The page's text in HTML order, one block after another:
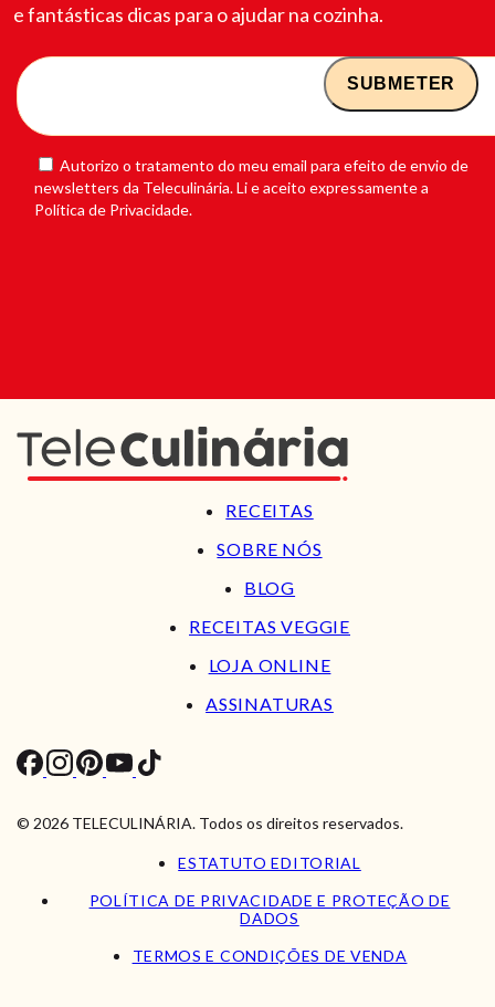
e fantásticas dicas para o ajudar na cozinha.
Autorizo o tratamento do meu email para efeito de envio de
newsletters da Teleculinária. Li e aceito expressamente a
Política de Privacidade.
RECEITAS
SOBRE NÓS
BLOG
RECEITAS VEGGIE
LOJA ONLINE
ASSINATURAS
© 2026 TELECULINÁRIA. Todos os direitos reservados.
ESTATUTO EDITORIAL
POLÍTICA DE PRIVACIDADE E PROTEÇÃO DE
DADOS
TERMOS E CONDIÇÕES DE VENDA